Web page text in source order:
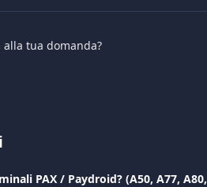
tua domanda?
PAX / Paydroid? (A50, A77, A80,